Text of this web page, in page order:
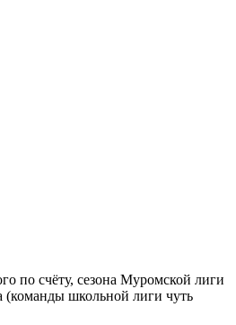
по счёту, сезона Муромской лиги
(команды школьной лиги чуть